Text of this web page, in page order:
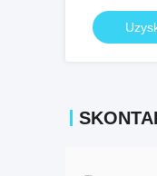
SFP-10G-SR